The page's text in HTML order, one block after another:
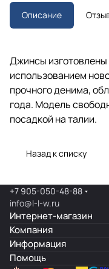
Описание
Джинсы изготовлены
использованием
прочного денима,
года. Модель
посадкой на талии.
Назад к списку
+7 905-050-48-88
info@l-l-w.ru
Интернет-магазин
Компания
Информация
Помощь